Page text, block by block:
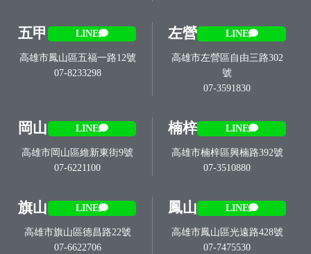
五甲 LINE
高雄市鳳山區五福一路12號
07-8233298
左營 LINE
高雄市左營區自由三路302
號
07-3591830
岡山 LINE
高雄市岡山區維新東街9號
07-6221100
楠梓 LINE
高雄市楠梓區興楠路392號
07-3510880
旗山 LINE
高雄市旗山區德昌路22號
07-6622706
鳳山 LINE
高雄市鳳山區光遠路428號
07-7475530